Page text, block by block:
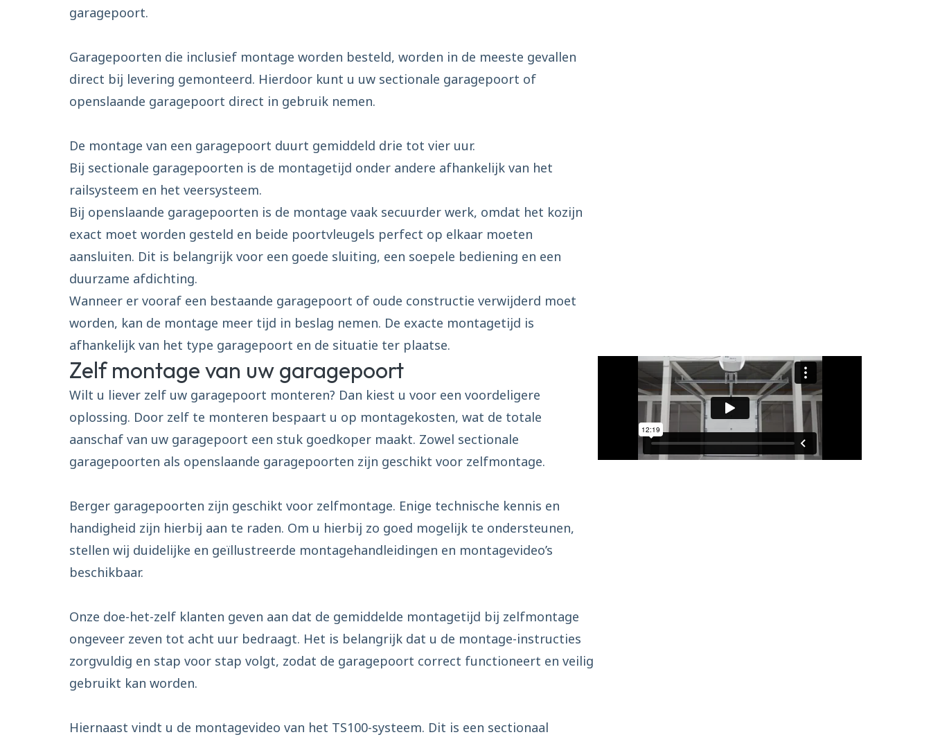
garagepoort.
Garagepoorten die inclusief montage worden besteld, worden in de meeste gevallen
direct bij levering gemonteerd. Hierdoor kunt u uw sectionale garagepoort of
openslaande garagepoort direct in gebruik nemen.
De montage van een garagepoort duurt gemiddeld drie tot vier uur.
Bij sectionale garagepoorten is de montagetijd onder andere afhankelijk van het
railsysteem en het veersysteem.
Bij openslaande garagepoorten is de montage vaak secuurder werk, omdat het kozijn
exact moet worden gesteld en beide poortvleugels perfect op elkaar moeten
aansluiten. Dit is belangrijk voor een goede sluiting, een soepele bediening en een
duurzame afdichting.
Wanneer er vooraf een bestaande garagepoort of oude constructie verwijderd moet
worden, kan de montage meer tijd in beslag nemen. De exacte montagetijd is
afhankelijk van het type garagepoort en de situatie ter plaatse.
Zelf montage van uw garagepoort
Wilt u liever zelf uw garagepoort monteren? Dan kiest u voor een voordeligere
oplossing. Door zelf te monteren bespaart u op montagekosten, wat de totale
aanschaf van uw garagepoort een stuk goedkoper maakt. Zowel sectionale
garagepoorten als openslaande garagepoorten zijn geschikt voor zelfmontage.
Berger garagepoorten zijn geschikt voor zelfmontage. Enige technische kennis en
handigheid zijn hierbij aan te raden. Om u hierbij zo goed mogelijk te ondersteunen,
stellen wij duidelijke en geïllustreerde montagehandleidingen en montagevideo’s
beschikbaar.
Onze doe-het-zelf klanten geven aan dat de gemiddelde montagetijd bij zelfmontage
ongeveer zeven tot acht uur bedraagt. Het is belangrijk dat u de montage-instructies
zorgvuldig en stap voor stap volgt, zodat de garagepoort correct functioneert en veilig
gebruikt kan worden.
Hiernaast vindt u de montagevideo van het TS100-systeem. Dit is een sectionaal